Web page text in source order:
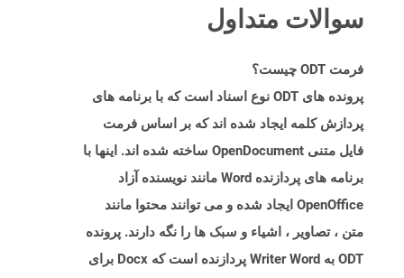
سوالات متداول
فرمت ODT چیست؟
پرونده های ODT نوع اسناد است که با برنامه های
پردازش کلمه ایجاد شده اند که بر اساس فرمت
فایل متنی OpenDocument ساخته شده اند. اینها با
برنامه های پردازنده Word مانند نویسنده آزاد
OpenOffice ایجاد شده و می توانند محتوا مانند
متن ، تصاویر ، اشیاء و سبک ها را نگه دارند. پرونده
ODT به Writer Word پردازنده است که Docx برای